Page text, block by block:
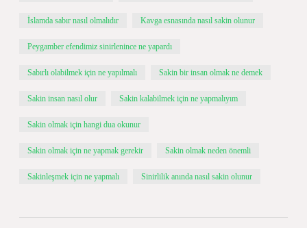
İslamda sabır nasıl olmalıdır Kavga esnasında nasıl sakin olunur
Peygamber efendimiz sinirlenince ne yapardı
Sabırlı olabilmek için ne yapılmalı Sakin bir insan olmak ne demek
Sakin insan nasıl olur Sakin kalabilmek için ne yapmalıyım
Sakin olmak için hangi dua okunur
Sakin olmak için ne yapmak gerekir Sakin olmak neden önemli
Sakinleşmek için ne yapmalı Sinirlilik anında nasıl sakin olunur